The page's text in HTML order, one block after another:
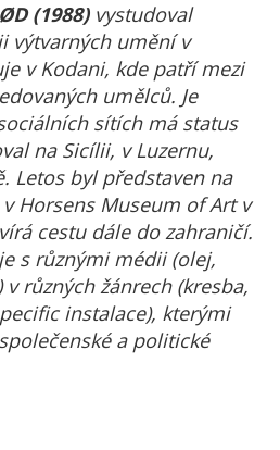
(1988)vystudoval
výtvarných umění v
v Kodani, kde patří mezi
umělců. Je
sítích má status
na Sicílii, v Luzernu,
Letos byl představen na
Horsens Museum of Art v
cestu dále do zahraničí.
s různými médii (olej,
různých žánrech (kresba,
instalace), kterými
a politické